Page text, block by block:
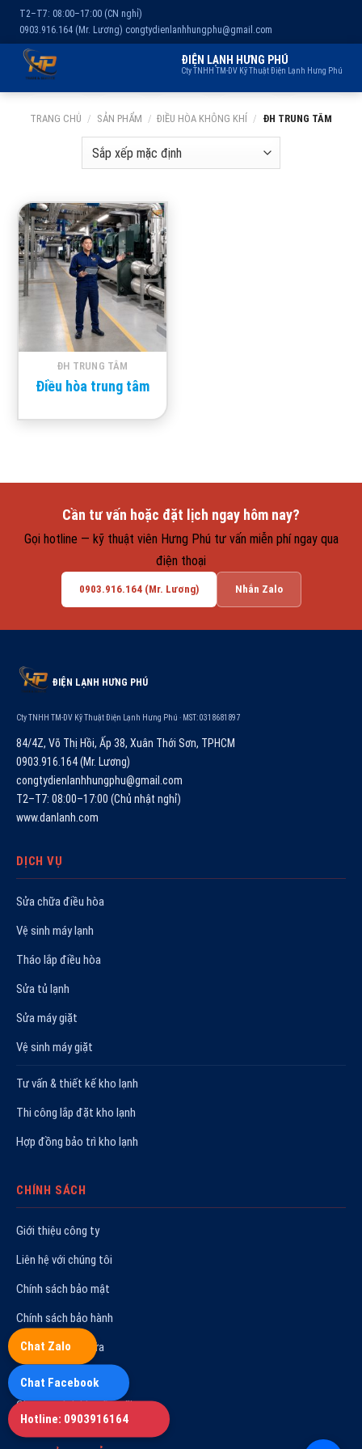
T2–T7: 08:00–17:00 (CN nghỉ)
0903.916.164 (Mr. Lương) congtydienlanhhungphu@gmail.com
ĐIỆN LẠNH HƯNG PHÚ
Cty TNHH TM-DV Kỹ Thuật Điện Lạnh Hưng Phú
Trang chủ Dịch vụ Kho lạnh
TRANG CHỦ / SẢN PHẨM / ĐIỀU HÒA KHÔNG KHÍ / ĐH TRUNG TÂM
ĐH TRUNG TÂM
Điều hòa trung tâm
Cần tư vấn hoặc đặt lịch ngay hôm nay?
Gọi hotline — kỹ thuật viên Hưng Phú tư vấn miễn phí ngay qua
điện thoại
0903.916.164 (Mr. Lương) Nhắn Zalo
ĐIỆN LẠNH HƯNG PHÚ
Cty TNHH TM-DV Kỹ Thuật Điện Lạnh Hưng Phú · MST: 0318681897
84/4Z, Võ Thị Hồi, Ấp 38, Xuân Thới Sơn, TPHCM
0903.916.164 (Mr. Lương)
congtydienlanhhungphu@gmail.com
T2–T7: 08:00–17:00 (Chủ nhật nghỉ)
www.danlanh.com
DỊCH VỤ
Sửa chữa điều hòa
Vệ sinh máy lạnh
Tháo lắp điều hòa
Sửa tủ lạnh
Sửa máy giặt
Vệ sinh máy giặt
Tư vấn & thiết kế kho lạnh
Thi công lắp đặt kho lạnh
Hợp đồng bảo trì kho lạnh
CHÍNH SÁCH
Giới thiệu công ty
Liên hệ với chúng tôi
Chính sách bảo mật
Chính sách bảo hành
Quy trình sửa chữa
Hoạt động công ty
Chương trình khuyến mãi
Chat Zalo
Chat Facebook
Hotline: 0903916164